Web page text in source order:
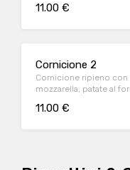
11.00 €
Cornicione 2
Cornicione ripieno
mozzarella, patate al
11.00 €